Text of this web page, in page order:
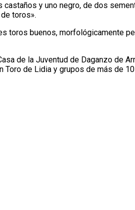
y uno negro, de dos
toros».
toros buenos,
de la Juventud de Daganzo de
de Lidia y grupos de más de